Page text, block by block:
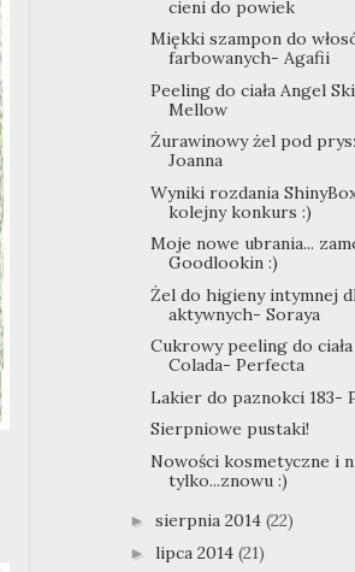
cieni do powiek
Miękki szampon do
farbowanych- Agafii
Peeling do ciała Angel
Mellow
Żurawinowy żel pod
Joanna
Wyniki rozdania
kolejny konkurs :)
Moje nowe ubrania...
Goodlookin :)
Żel do higieny intymnej
aktywnych- Soraya
Cukrowy peeling do
Colada- Perfecta
Lakier do paznokci 183-
Sierpniowe pustaki!
Nowości kosmetyczne i
tylko...znowu :)
► sierpnia 2014 (22)
► lipca 2014 (21)